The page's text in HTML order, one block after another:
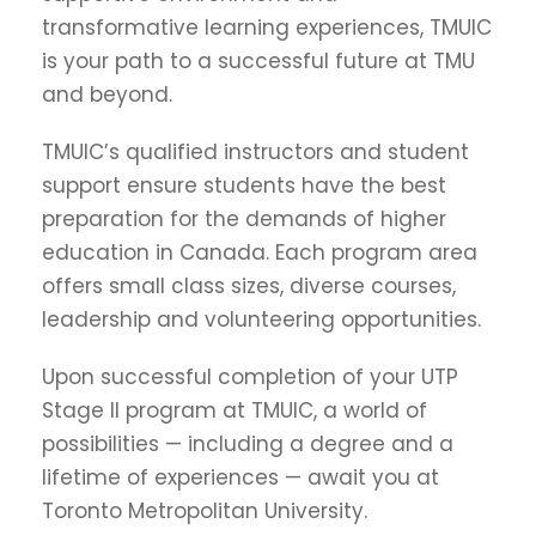
transformative learning experiences, TMUIC
is your path to a successful future at TMU
and beyond.
TMUIC’s qualified instructors and student
support ensure students have the best
preparation for the demands of higher
education in Canada. Each program area
offers small class sizes, diverse courses,
leadership and volunteering opportunities.
Upon successful completion of your UTP
Stage II program at TMUIC, a world of
possibilities — including a degree and a
lifetime of experiences — await you at
Toronto Metropolitan University.